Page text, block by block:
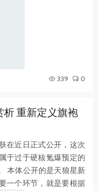
339 0
析 重新定义旗袍
在近日正式公开，这次
于过于硬核氪爆预定的
本体公开的是天狼星新
一个环节，就是要根据